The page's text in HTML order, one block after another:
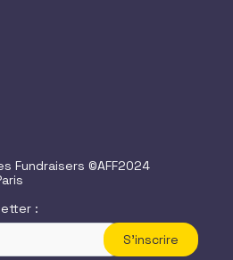
Fundraisers ©AFF2024
:
S'inscrire